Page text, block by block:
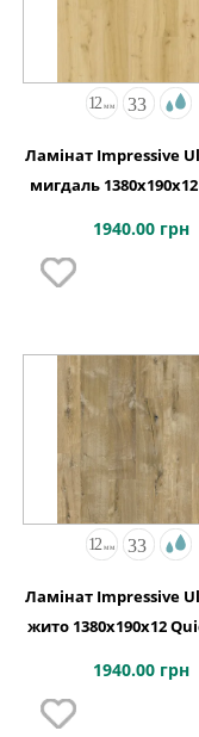
Ламінат Impressive
мигдаль
1940.00 грн
Ламінат Impressive
жито 1380х190x12
1940.00 грн